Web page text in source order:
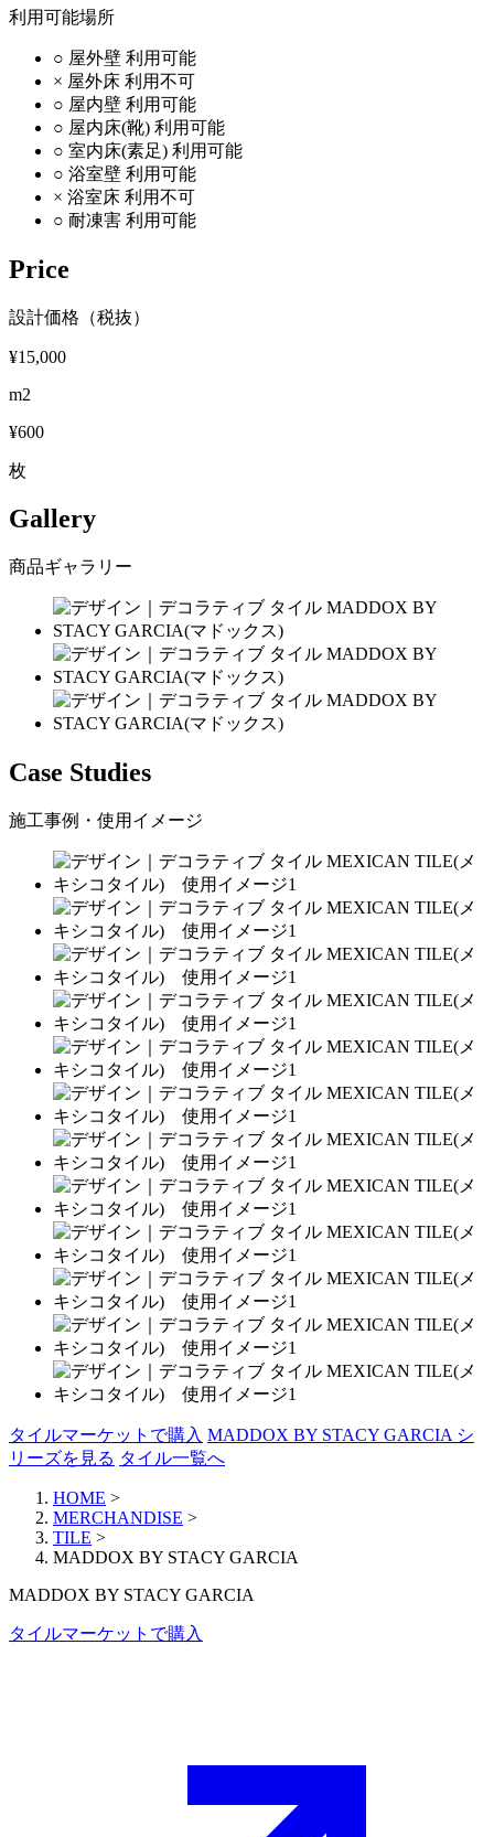
利用可能場所
○ 屋外壁 利用可能
× 屋外床 利用不可
○ 屋内壁 利用可能
○ 屋内床(靴) 利用可能
○ 室内床(素足) 利用可能
○ 浴室壁 利用可能
× 浴室床 利用不可
○ 耐凍害 利用可能
Price
設計価格（税抜）
¥15,000
m2
¥600
枚
Gallery
商品ギャラリー
Case Studies
施工事例・使用イメージ
タイルマーケットで購入 MADDOX BY STACY GARCIA シ
リーズを見る タイル一覧へ
HOME >
MERCHANDISE >
TILE >
MADDOX BY STACY GARCIA
MADDOX BY STACY GARCIA
タイルマーケットで購入